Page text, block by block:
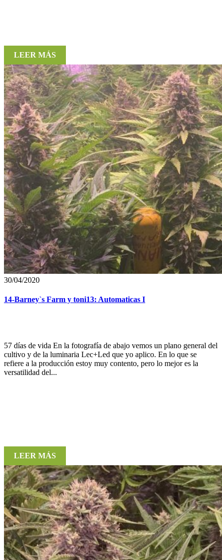
LEER MÁS
30/04/2020
14-Barney`s Farm y toni13: Automaticas I
57 días de vida En la fotografía de abajo vemos un plano general del
cultivo y de la luminaria Lec+Led que yo aplico. En lo que se
refiere a la producción estoy muy contento, pero lo mejor es la
versatilidad del...
LEER MÁS